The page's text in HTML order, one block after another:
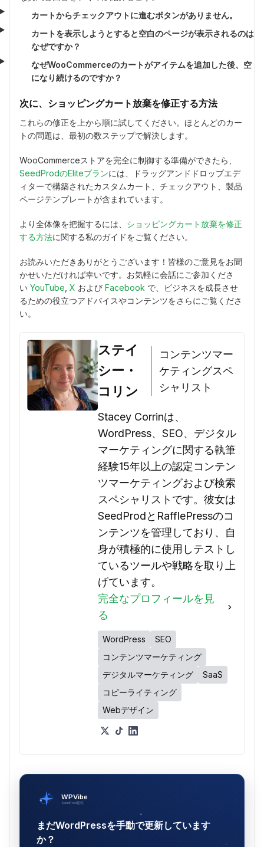
カートからチェックアウトに進むボタンがありません。
カートを表示しようとすると空白のページが表示されるのは
なぜですか？
なぜWooCommerceのカートがアイテムを追加した後、空
になり続けるのですか？
次に、ショッピングカート放棄を修正する方法
これらの修正を上から順に試してください。ほとんどのカー
トの問題は、最初の数ステップで解決します。
WooCommerceストアを完全に制御する準備ができたら、
SeedProdのEliteプランには、ドラッグアンドドロップエデ
ィターで構築されたカスタムカート、チェックアウト、製品
ページテンプレートが含まれています。
より全体像を把握するには、 ショッピングカート放棄を修正
する方法に関する私のガイドをご覧ください。
お読みいただきありがとうございます！皆様のご意見をお聞
かせいただければ幸いです。お気軽に会話にご参加くださ
い YouTube X および Facebook で、ビジネスを成長させ
るための役立つアドバイスやコンテンツをさらにご覧くださ
い。
ステイ
シー・
コリン
コンテンツマー
ケティングスペ
シャリスト
Stacey Corrinは、
WordPress、SEO、デジタル
マーケティングに関する執筆
経験15年以上の認定コンテン
ツマーケティングおよび検索
スペシャリストです。彼女は
SeedProdとRafflePressのコ
ンテンツを管理しており、自
身が積極的に使用しテストし
ているツールや戦略を取り上
げています。
完全なプロフィールを見
る
WordPress
SEO
コンテンツマーケティング
デジタルマーケティング
SaaS
コピーライティング
Webデザイン
WPVibe
SeedProd提供
まだWordPressを手動で更新しています
か？